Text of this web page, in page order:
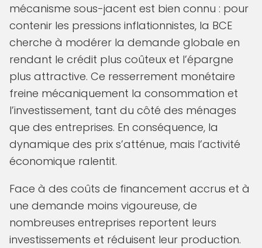
mécanisme sous-jacent est bien connu : pour
contenir les pressions inflationnistes, la BCE
cherche à modérer la demande globale en
rendant le crédit plus coûteux et l’épargne
plus attractive. Ce resserrement monétaire
freine mécaniquement la consommation et
l’investissement, tant du côté des ménages
que des entreprises. En conséquence, la
dynamique des prix s’atténue, mais l’activité
économique ralentit.
Face à des coûts de financement accrus et à
une demande moins vigoureuse, de
nombreuses entreprises reportent leurs
investissements et réduisent leur production.